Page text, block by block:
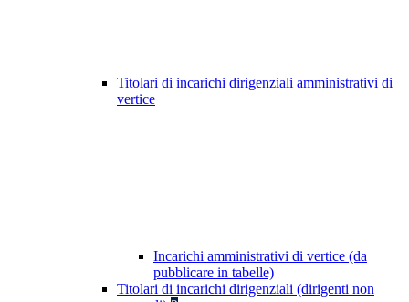
Titolari di incarichi dirigenziali amministrativi di
vertice
Incarichi amministrativi di vertice (da
pubblicare in tabelle)
Titolari di incarichi dirigenziali (dirigenti non